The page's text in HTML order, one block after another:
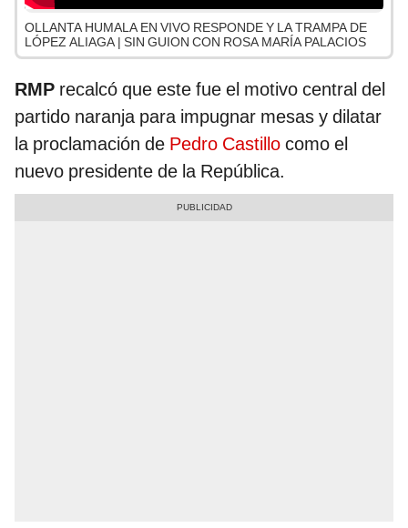
OLLANTA HUMALA EN VIVO RESPONDE Y LA TRAMPA DE
LÓPEZ ALIAGA | SIN GUION CON ROSA MARÍA PALACIOS
RMP recalcó que este fue el motivo central del
partido naranja para impugnar mesas y dilatar
la proclamación de Pedro Castillo como el
nuevo presidente de la República.